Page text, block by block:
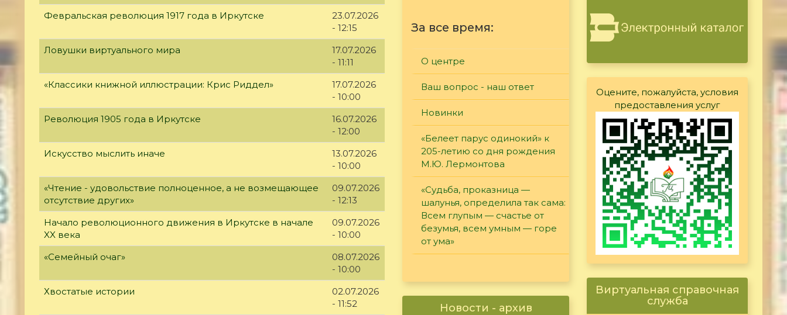
Февральская революция 1917 года в Иркутске
23.07.2026
- 12:15
Ловушки виртуального мира
17.07.2026
- 11:11
«Классики книжной иллюстрации: Крис Риддел»
17.07.2026
- 10:00
Революция 1905 года в Иркутске
16.07.2026
- 12:00
Искусство мыслить иначе
13.07.2026
- 10:00
«Чтение - удовольствие полноценное, а не возмещающее
отсутствие других»
09.07.2026
- 12:13
Начало революционного движения в Иркутске в начале
XX века
09.07.2026
- 10:00
«Семейный очаг»
08.07.2026
- 10:00
Хвостатые истории
02.07.2026
- 11:52
За все время:
О центре
Ваш вопрос - наш ответ
Новинки
«Белеет парус одинокий» к
205-летию со дня рождения
М.Ю. Лермонтова
«Судьба, проказница —
шалунья, определила так сама:
Всем глупым — счастье от
безумья, всем умным — горе
от ума»
Новости - архив
Оцените, пожалуйста, условия
предоставления услуг
Виртуальная справочная
служба